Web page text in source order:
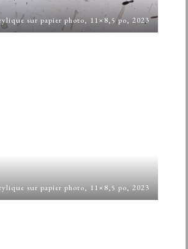
sur papier photo, 11×8,5 po, 2023
sur papier photo, 11×8,5 po, 2023